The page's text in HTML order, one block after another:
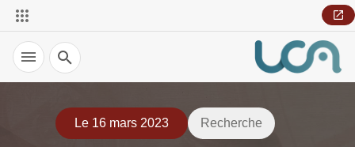
Recherche
Le 16 mars 2023 Recherche